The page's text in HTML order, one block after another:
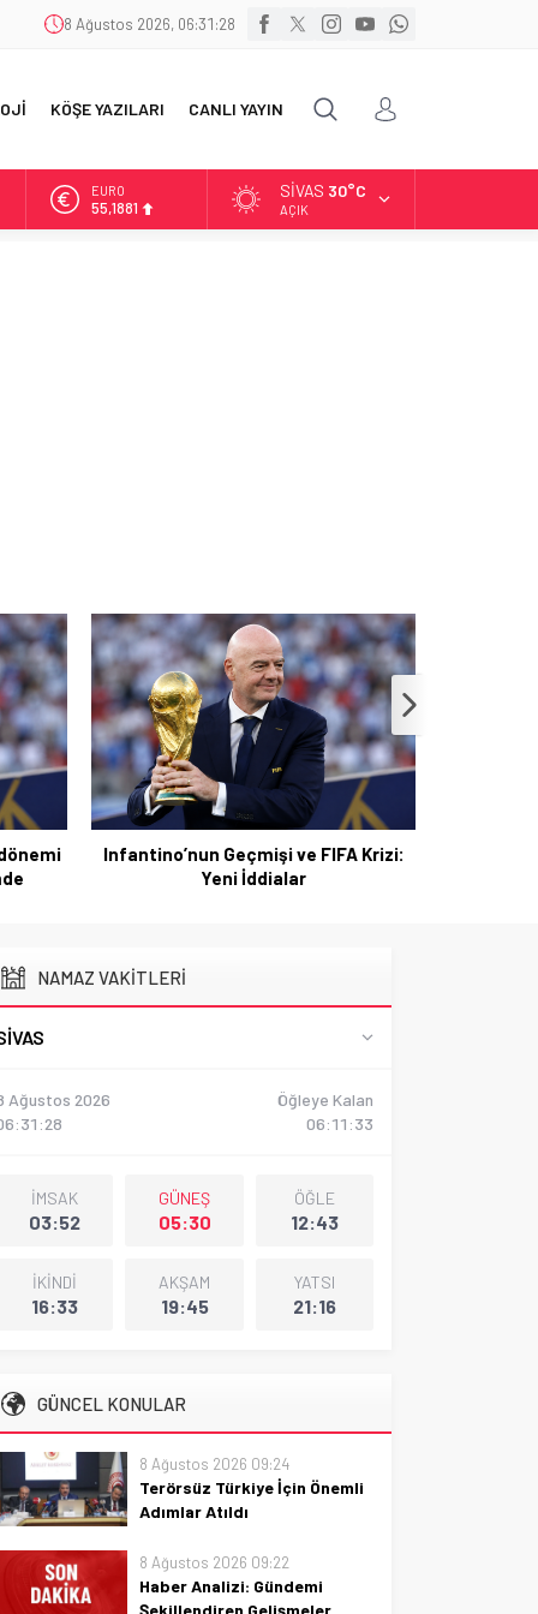
8 Ağustos 2026, 06:31:29
KÖŞE YAZILARI CANLI YAYIN
ALTIN
6.660,55
SIVAS 30°C
AÇIK
Krizi:
Eskien Doğrultusunda Sivasspor Yeni
Sezona Hazırlıkta
NAMAZ VAKİTLERİ
Ağustos 2026
Öğleye Kalan
06:11:32
İMSAK
03:52
GÜNEŞ
05:30
ÖĞLE
12:43
İKİNDİ
16:33
AKŞAM
19:45
YATSI
21:16
GÜNCEL KONULAR
8 Ağustos 2026 09:24
Terörsüz Türkiye İçin Önemli
Adımlar Atıldı
adımlar, güvenlik ve toplumsal
dayanışmayı güçlendirerek
8 Ağustos 2026 09:22
Haber Analizi: Gündemi
Şekillendiren Gelişmeler